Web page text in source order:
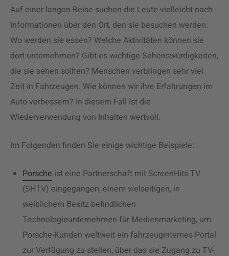
Auf einer langen Reise suchen die Leute vielleicht nach
Informationen über den Ort, den sie besuchen werden.
Wo werden sie essen? Welche Aktivitäten können sie
dort unternehmen? Gibt es wichtige Sehenswürdigkeiten,
die sie sehen sollten? Menschen verbringen sehr viel
Zeit in Fahrzeugen. Wie können wir ihre Erfahrungen im
Auto verbessern? In diesem Fall ist die
Wiederverwendung von Inhalten wertvoll.
Im Folgenden finden Sie einige wichtige Beispiele:
Porsche ist eine Partnerschaft mit ScreenHits TV
(SHTV) eingegangen, einem vielseitigen, in
weiblichem Besitz befindlichen
Technologieunternehmen für Medienmarketing, um
Porsche-Kunden weltweit ein fahrzeuginternes Portal
zur Verfügung zu stellen, über das sie Zugang zu TV-